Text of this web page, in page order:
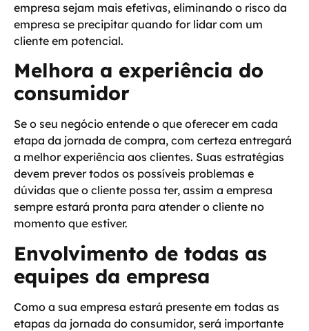
empresa sejam mais efetivas, eliminando o risco da
empresa se precipitar quando for lidar com um
cliente em potencial.
Melhora a experiência do
consumidor
Se o seu negócio entende o que oferecer em cada
etapa da jornada de compra, com certeza entregará
a melhor experiência aos clientes. Suas estratégias
devem prever todos os possíveis problemas e
dúvidas que o cliente possa ter, assim a empresa
sempre estará pronta para atender o cliente no
momento que estiver.
Envolvimento de todas as
equipes da empresa
Como a sua empresa estará presente em todas as
etapas da jornada do consumidor, será importante